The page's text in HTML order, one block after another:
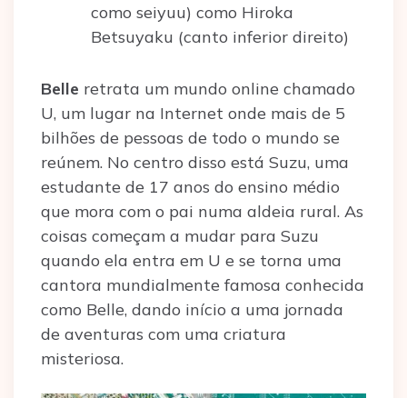
como seiyuu) como Hiroka
Betsuyaku (canto inferior direito)
Belle retrata um mundo online chamado
U, um lugar na Internet onde mais de 5
bilhões de pessoas de todo o mundo se
reúnem. No centro disso está Suzu, uma
estudante de 17 anos do ensino médio
que mora com o pai numa aldeia rural. As
coisas começam a mudar para Suzu
quando ela entra em U e se torna uma
cantora mundialmente famosa conhecida
como Belle, dando início a uma jornada
de aventuras com uma criatura
misteriosa.